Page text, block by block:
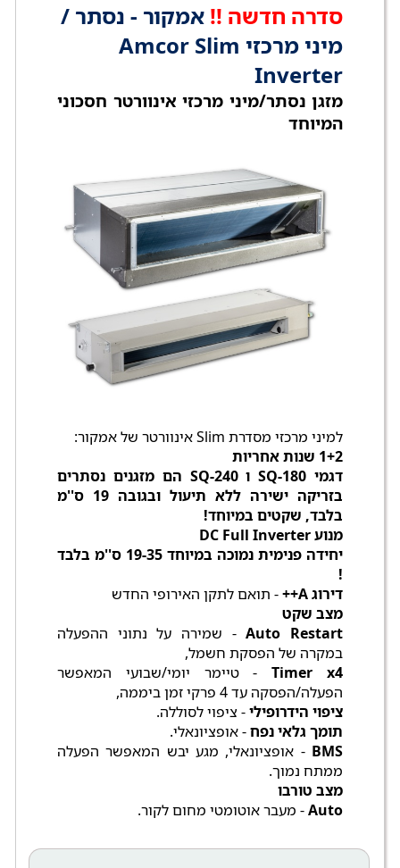
סדרה חדשה !! אמקור - נסתר /
מיני מרכזי Amcor Slim
Inverter
מזגן נסתר/מיני מרכזי אינוורטר חסכוני
המיוחד
למיני מרכזי מסדרת Slim אינוורטר של אמקור:
1+2 שנות אחריות
דגמי SQ-180 ו SQ-240 הם מזגנים נסתרים
בזריקה ישירה ללא תיעול ובגובה 19 ס''מ
בלבד, שקטים במיוחד!
מנוע DC Full Inverter
יחידה פנימית נמוכה במיוחד 19-35 ס''מ בלבד
!
דירוג A++
- תואם לתקן האירופי החדש
מצב שקט
Auto Restart- שמירה על נתוני ההפעלה
במקרה של הפסקת חשמל,
Timer x4
- טיימר יומי/שבועי המאפשר
הפעלה/הפסקה עד 4 פרקי זמן ביממה,
ציפוי הידרופילי- ציפוי לסוללה.
תומך גלאי נפח- אופציונאלי.
BMS - אופציונאלי, מגע יבש המאפשר הפעלה
ממתח נמוך.
מצב טורבו
Auto- מעבר אוטומטי מחום לקור.